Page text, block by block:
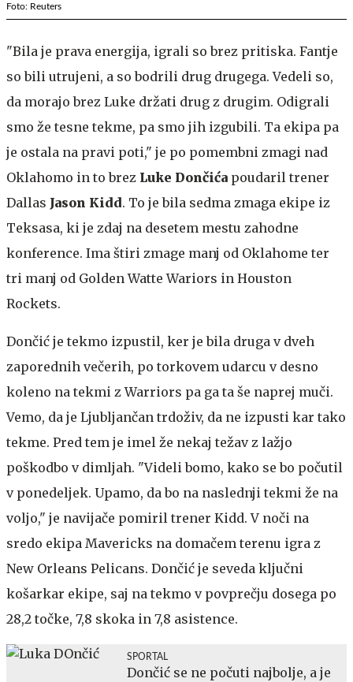
Foto: Reuters
"Bila je prava energija, igrali so brez pritiska. Fantje
so bili utrujeni, a so bodrili drug drugega. Vedeli so,
da morajo brez Luke držati drug z drugim. Odigrali
smo že tesne tekme, pa smo jih izgubili. Ta ekipa pa
je ostala na pravi poti," je po pomembni zmagi nad
Oklahomo in to brez Luke Dončića poudaril trener
Dallas Jason Kidd. To je bila sedma zmaga ekipe iz
Teksasa, ki je zdaj na desetem mestu zahodne
konference. Ima štiri zmage manj od Oklahome ter
tri manj od Golden Watte Wariors in Houston
Rockets.
Dončić je tekmo izpustil, ker je bila druga v dveh
zaporednih večerih, po torkovem udarcu v desno
koleno na tekmi z Warriors pa ga ta še naprej muči.
Vemo, da je Ljubljančan trdoživ, da ne izpusti kar tako
tekme. Pred tem je imel že nekaj težav z lažjo
poškodbo v dimljah. "Videli bomo, kako se bo počutil
v ponedeljek. Upamo, da bo na naslednji tekmi že na
voljo," je navijače pomiril trener Kidd. V noči na
sredo ekipa Mavericks na domačem terenu igra z
New Orleans Pelicans. Dončić je seveda ključni
košarkar ekipe, saj na tekmo v povprečju dosega po
28,2 točke, 7,8 skoka in 7,8 asistence.
SPORTAL
Dončić se ne počuti najbolje, a je